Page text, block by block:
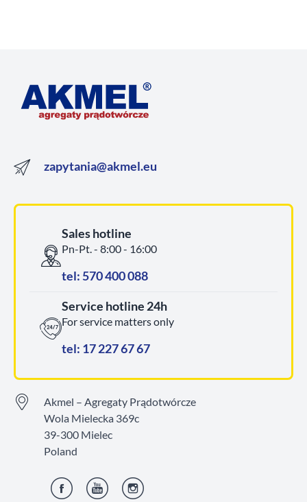
zapytania@akmel.eu
Sales hotline
Pn-Pt. - 8:00 - 16:00
tel: 570 400 088
Service hotline 24h
For service matters only
tel: 17 227 67 67
Akmel – Agregaty Prądotwórcze
Wola Mielecka 369c
39-300 Mielec
Poland